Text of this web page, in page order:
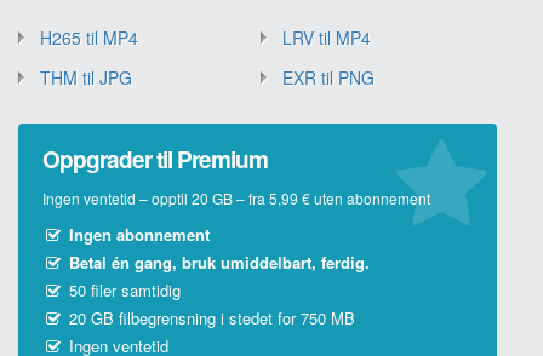
H265 til MP4
LRV til MP4
THM til JPG
EXR til PNG
Oppgrader til Premium
Ingen ventetid – opptil 20 GB – fra 5,99 € uten abonnement
Ingen abonnement
Betal én gang, bruk umiddelbart, ferdig.
50 filer samtidig
20 GB filbegrensning i stedet for 750 MB
Ingen ventetid